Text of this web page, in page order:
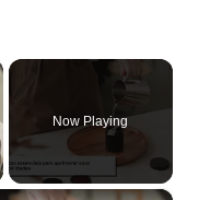
Now Playing